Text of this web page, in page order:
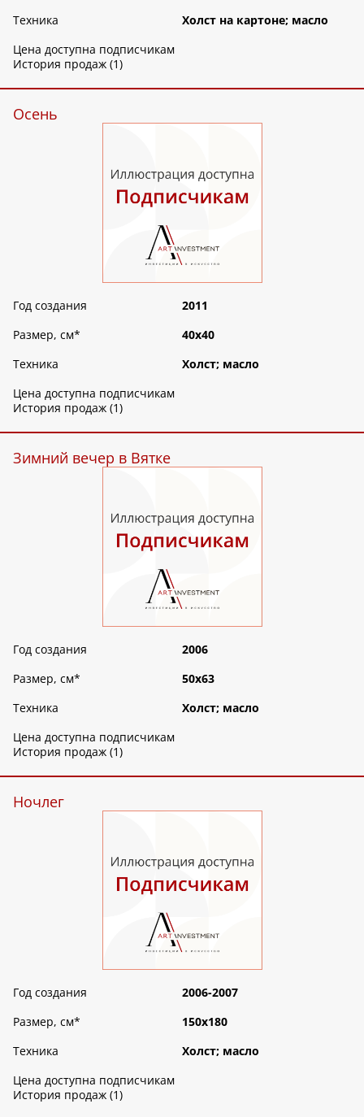
Техника
Холст на картоне; масло
Цена доступна подписчикам
История продаж (1)
Осень
Год создания
2011
Размер, см*
40х40
Техника
Холст; масло
Цена доступна подписчикам
История продаж (1)
Зимний вечер в Вятке
Год создания
2006
Размер, см*
50х63
Техника
Холст; масло
Цена доступна подписчикам
История продаж (1)
Ночлег
Год создания
2006-2007
Размер, см*
150х180
Техника
Холст; масло
Цена доступна подписчикам
История продаж (1)